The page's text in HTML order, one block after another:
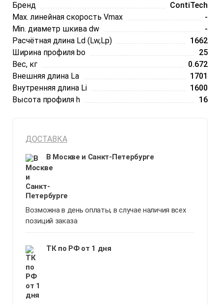
Бренд
ContiTech
Max. линейная скорость Vmax
-
Min. диаметр шкива dw
-
Расчётная длина Ld (Lw,Lp)
1662
Ширина профиля bo
25
Вес, кг
0.672
Внешняя длина La
1701
Внутренняя длина Li
1600
Высота профиля h
16
ДОСТАВКА
В Москве и Санкт-Петербурге
Возможна в день оплаты, в случае наличия всех
позиций заказа
ТК по РФ от 1 дня